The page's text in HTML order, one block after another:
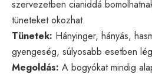
szervezetben cianiddá
tüneteket okozhat.
Tünetek: Hányinger, hányás,
gyengeség, súlyosabb esetben
Megoldás: A bogyókat mindig